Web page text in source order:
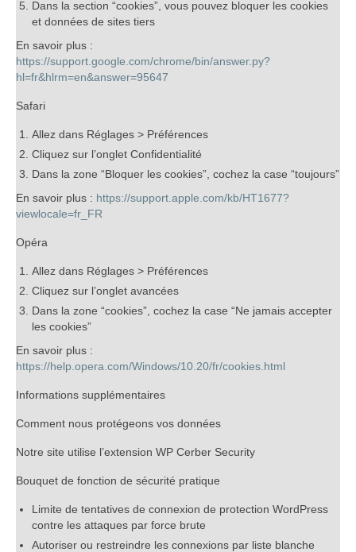
Dans la section “cookies”, vous pouvez bloquer les cookies
et données de sites tiers
En savoir plus :
https://support.google.com/chrome/bin/answer.py?
hl=fr&hlrm=en&answer=95647
Safari
Allez dans Réglages > Préférences
Cliquez sur l’onglet Confidentialité
Dans la zone “Bloquer les cookies”, cochez la case “toujours”
En savoir plus : https://support.apple.com/kb/HT1677?
viewlocale=fr_FR
Opéra
Allez dans Réglages > Préférences
Cliquez sur l’onglet avancées
Dans la zone “cookies”, cochez la case “Ne jamais accepter
les cookies”
En savoir plus :
https://help.opera.com/Windows/10.20/fr/cookies.html
Informations supplémentaires
Comment nous protégeons vos données
Notre site utilise l’extension WP Cerber Security
Bouquet de fonction de sécurité pratique
Limite de tentatives de connexion de protection WordPress
contre les attaques par force brute
Autoriser ou restreindre les connexions par liste blanche